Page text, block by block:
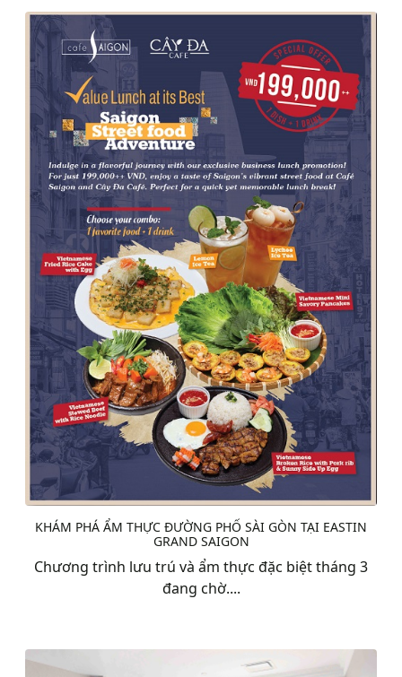
KHÁM PHÁ ẨM THỰC ĐƯỜNG PHỐ SÀI GÒN TẠI EASTIN
GRAND SAIGON
Chương trình lưu trú và ẩm thực đặc biệt tháng 3
đang chờ....